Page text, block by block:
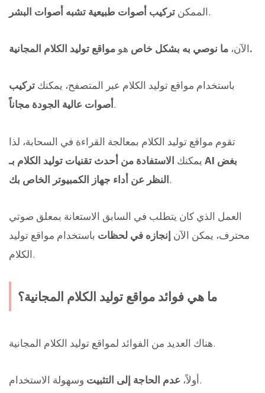
الممكن تركيب أصوات طبيعية تشبه أصوات البشر .
الآن، ما نوصي به بشكل خاص هو مواقع توليد الكلام المجانية.
باستخدام مواقع توليد الكلام عبر المتصفح، يمكنك تركيب
أصوات عالية الجودة مجاناً.
تقوم مواقع توليد الكلام بمعالجة القراءة في السحابة، لذا
يمكنك الاستفادة من أحدث تقنيات توليد الكلام بـ AI بغض
النظر عن أداء جهاز الكمبيوتر الخاص بك.
العمل الذي كان يتطلب في السابق الاستعانة بمعلق صوتي
محترف، يمكن الآن إنجازه في لحظات باستخدام مواقع توليد
الكلام.
ما هي فوائد مواقع توليد الكلام المجانية؟
هناك العديد من الفوائد لمواقع توليد الكلام المجانية.
أولاً، عدم الحاجة إلى التثبيت وسهولة الاستخدام.